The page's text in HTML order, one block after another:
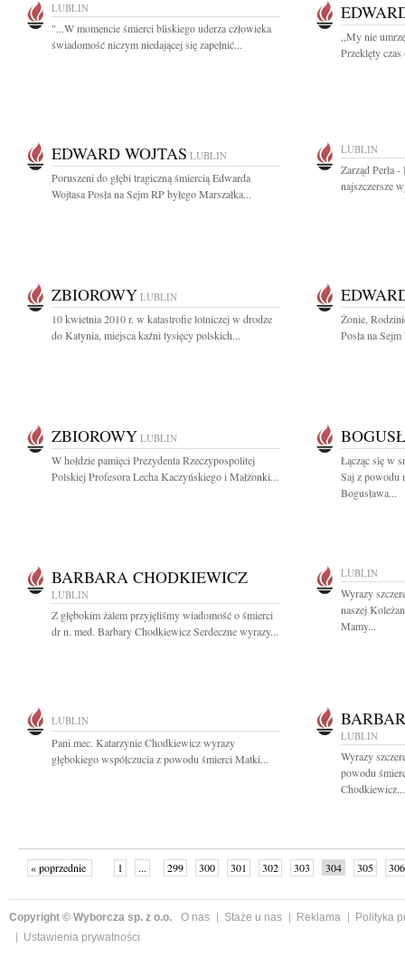
LUBLIN
"...W momencie śmierci bliskiego uderza człowieka
świadomość niczym niedającej się zapełnić...
,,My nie
Przeklęty
EDWARD WOJTAS LUBLIN
Poruszeni do głębi tragiczną śmiercią Edwarda
Wojtasa Posła na Sejm RP byłego Marszałka...
LUBLIN
Zarząd Perła
najszczersze
ZBIOROWY LUBLIN
10 kwietnia 2010 r. w katastrofie lotniczej w drodze
do Katynia, miejsca kaźni tysięcy polskich...
Żonie,
Posła na
ZBIOROWY LUBLIN
W hołdzie pamięci Prezydenta Rzeczypospolitej
Polskiej Profesora Lecha Kaczyńskiego i Małżonki...
Łącząc się w
Saj z powodu
Bogusława...
BARBARA CHODKIEWICZ
LUBLIN
Z głębokim żalem przyjęliśmy wiadomość o śmierci
dr n. med. Barbary Chodkiewicz Serdeczne wyrazy...
LUBLIN
Wyrazy
naszej
Mamy...
LUBLIN
Pani mec. Katarzynie Chodkiewicz wyrazy
głębokiego współczucia z powodu śmierci Matki...
LUBLIN
Wyrazy
powodu
Chodkiewicz...
« poprzednie 1 ... 299 300 301 302 303 304 305
306
Copyright © Wyborcza sp. z o.o. O nas Staże u nas Reklama
Polityka
Ustawienia prywatności